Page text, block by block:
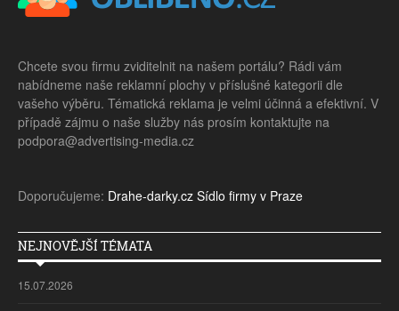
Chcete svou firmu zviditelnit na našem portálu? Rádi vám
nabídneme naše reklamní plochy v příslušné kategorii dle
vašeho výběru. Tématická reklama je velmi účinná a efektivní. V
případě zájmu o naše služby nás prosím kontaktujte na
podpora@advertising-media.cz
Doporučujeme: Drahe-darky.cz Sídlo firmy v Praze
NEJNOVĚJŠÍ TÉMATA
15.07.2026